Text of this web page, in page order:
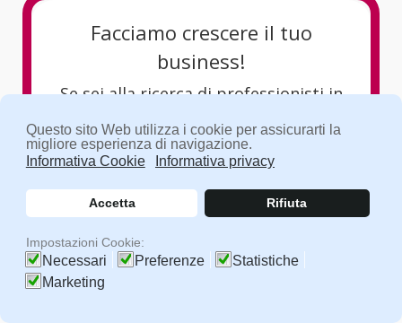
Questo sito Web utilizza i cookie per assicurarti la
migliore esperienza di navigazione.
Informativa Cookie
Informativa privacy
Accetta Rifiuta
Impostazioni Cookie:
Necessari Preferenze
Statistiche
Marketing
Facciamo crescere il tuo
business!
Se sei alla ricerca di professionisti in
grado di farti emergere nel mondo
digitale